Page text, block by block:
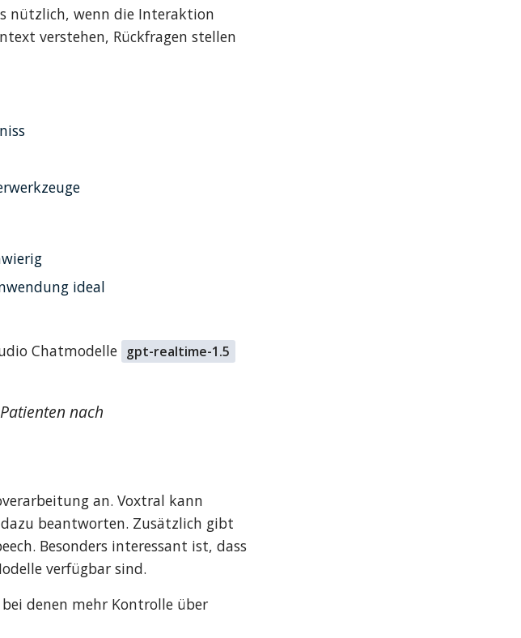
nützlich, wenn die Interaktion
verstehen, Rückfragen stellen
ideal
Chatmodelle gpt-realtime-1.5
nach
an. Voxtral kann
dazu beantworten. Zusätzlich gibt
Besonders interessant ist, dass
verfügbar sind.
denen mehr Kontrolle über